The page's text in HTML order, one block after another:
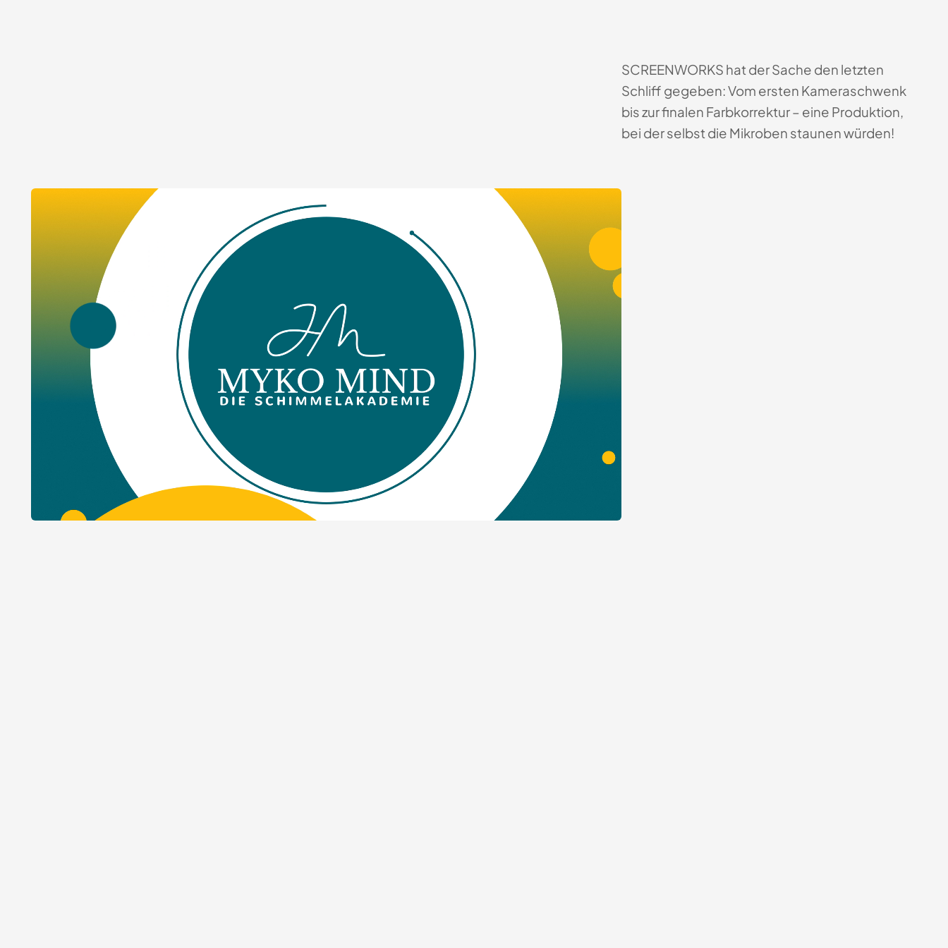
SCREENWORKS hat der Sache den letzten
Schliff gegeben: Vom ersten Kameraschwenk
bis zur finalen Farbkorrektur – eine Produktion,
bei der selbst die Mikroben staunen würden!